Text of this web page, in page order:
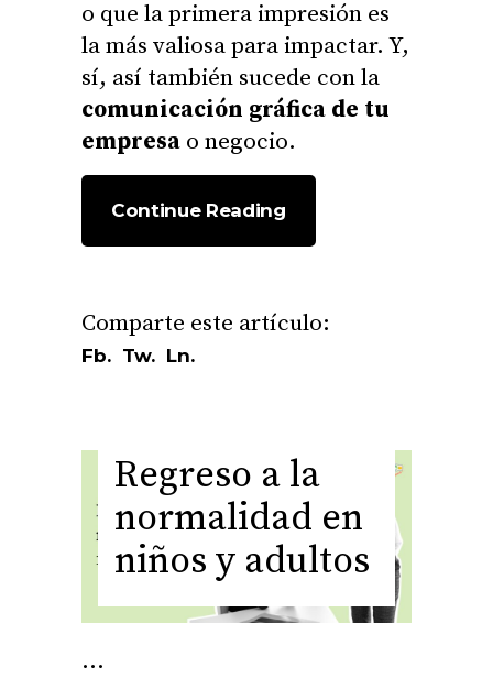
o que la primera impresión es
la más valiosa para impactar. Y,
sí, así también sucede con la
comunicación gráfica de tu
empresa o negocio.
Continue Reading
Fb. Tw. Ln.
Regreso a la
normalidad en
niños y adultos